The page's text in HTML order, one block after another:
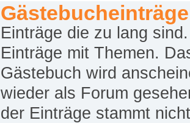
Gästebucheinträge
Einträge die zu lang
Einträge mit Themen.
Gästebuch wird
wieder als Forum
der Einträge stammt